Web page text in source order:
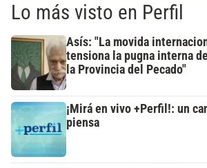
Lo más visto en Perfil
Asís: "La movida
tensiona la pugna interna
la Provincia del Pecado"
¡Mirá en vivo +Perfil!: un
piensa